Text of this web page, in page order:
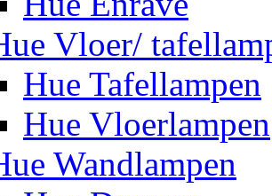
Vloer/
Hue Tafellampen
Hue Vloerlampen
Wandlampen